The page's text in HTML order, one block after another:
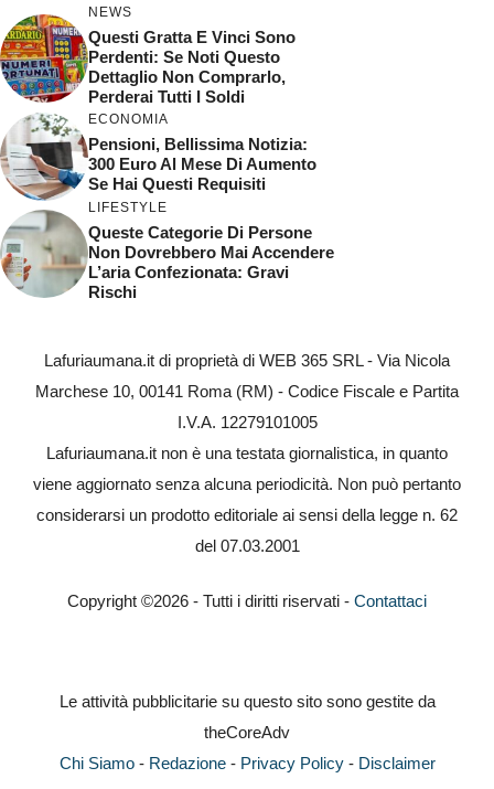
NEWS
Questi Gratta E Vinci Sono
Perdenti: Se Noti Questo
Dettaglio Non Comprarlo,
Perderai Tutti I Soldi
ECONOMIA
Pensioni, Bellissima Notizia:
300 Euro Al Mese Di Aumento
Se Hai Questi Requisiti
LIFESTYLE
Queste Categorie Di Persone
Non Dovrebbero Mai Accendere
L’aria Confezionata: Gravi
Rischi
Lafuriaumana.it di proprietà di WEB 365 SRL - Via Nicola
Marchese 10, 00141 Roma (RM) - Codice Fiscale e Partita
I.V.A. 12279101005
Lafuriaumana.it non è una testata giornalistica, in quanto
viene aggiornato senza alcuna periodicità. Non può pertanto
considerarsi un prodotto editoriale ai sensi della legge n. 62
del 07.03.2001
Copyright ©2026 - Tutti i diritti riservati - Contattaci
Le attività pubblicitarie su questo sito sono gestite da
theCoreAdv
Chi Siamo- Redazione- Privacy Policy- Disclaimer